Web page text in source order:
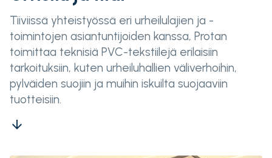
Tiiviissä yhteistyössä eri urheilulajien ja -
toimintojen asiantuntijoiden kanssa, Protan
toimittaa teknisiä PVC-tekstiilejä erilaisiin
tarkoituksiin, kuten urheiluhallien väliverhoihin,
pylväiden suojiin ja muihin iskuilta suojaaviin
tuotteisiin.
arrow_downward